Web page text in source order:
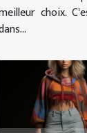
choix.